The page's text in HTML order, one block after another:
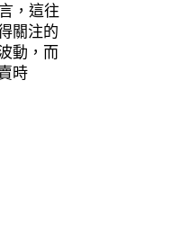
，這往
關注的
動，而
時